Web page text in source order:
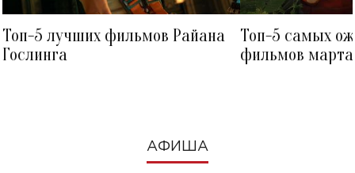
Топ-5 лучших фильмов Райана
Гослинга
Топ-5 самых
фильмов
АФИША